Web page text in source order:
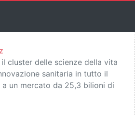
cluster delle scienze della vita
sanitaria in tutto il
un mercato da 25,3 bilioni di